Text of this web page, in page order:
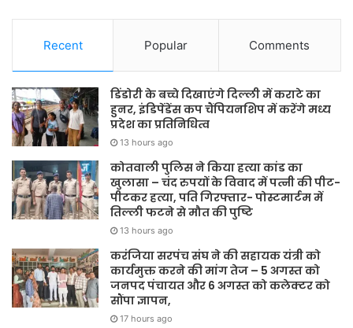
Recent Popular Comments
डिंडोरी के बच्चे दिखाएंगे दिल्ली में कराटे का
हुनर, इंडिपेंडेंस कप चैंपियनशिप में करेंगे मध्य
प्रदेश का प्रतिनिधित्व
13 hours ago
कोतवाली पुलिस ने किया हत्या कांड का
खुलासा – चंद रुपयों के विवाद में पत्नी की पीट-
पीटकर हत्या, पति गिरफ्तार- पोस्टमार्टम में
तिल्ली फटने से मौत की पुष्टि
13 hours ago
करंजिया सरपंच संघ ने की सहायक यंत्री को
कार्यमुक्त करने की मांग तेज – 5 अगस्त को
जनपद पंचायत और 6 अगस्त को कलेक्टर को
सौंपा ज्ञापन,
17 hours ago